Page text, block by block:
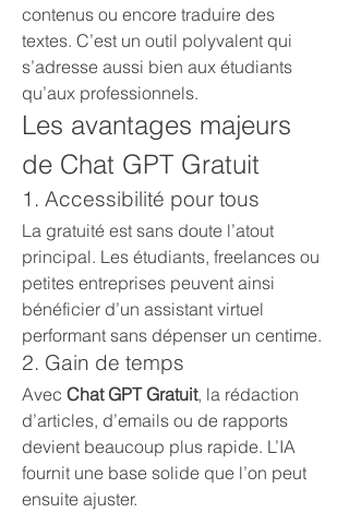
contenus ou encore traduire des
textes. C’est un outil polyvalent qui
s’adresse aussi bien aux étudiants
qu’aux professionnels.
Les avantages majeurs
de Chat GPT Gratuit
1. Accessibilité pour tous
La gratuité est sans doute l’atout
principal. Les étudiants, freelances ou
petites entreprises peuvent ainsi
bénéficier d’un assistant virtuel
performant sans dépenser un centime.
2. Gain de temps
Avec Chat GPT Gratuit, la rédaction
d’articles, d’emails ou de rapports
devient beaucoup plus rapide. L’IA
fournit une base solide que l’on peut
ensuite ajuster.